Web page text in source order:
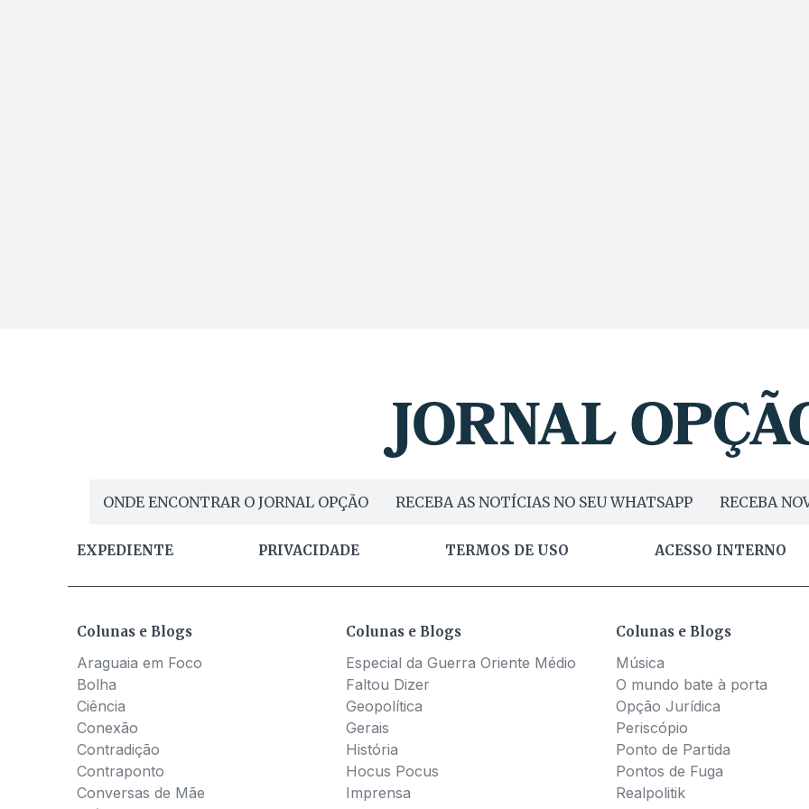
ONDE ENCONTRAR O JORNAL OPÇÃO RECEBA AS NOTÍCIAS NO SEU WHATSAPP RECEBA
EXPEDIENTE PRIVACIDADE TERMOS DE USO ACESSO INTERNO
Colunas e Blogs
Araguaia em Foco
Bolha
Ciência
Conexão
Contradição
Contraponto
Conversas de Mãe
Colunas e Blogs
Especial da Guerra Oriente Médio
Faltou Dizer
Geopolítica
Gerais
História
Hocus Pocus
Imprensa
Colunas e Blogs
Música
O mundo bate à porta
Opção Jurídica
Periscópio
Ponto de Partida
Pontos de Fuga
Realpolitik